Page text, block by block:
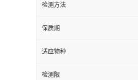
检测方法
保质期
适应物种
检测限